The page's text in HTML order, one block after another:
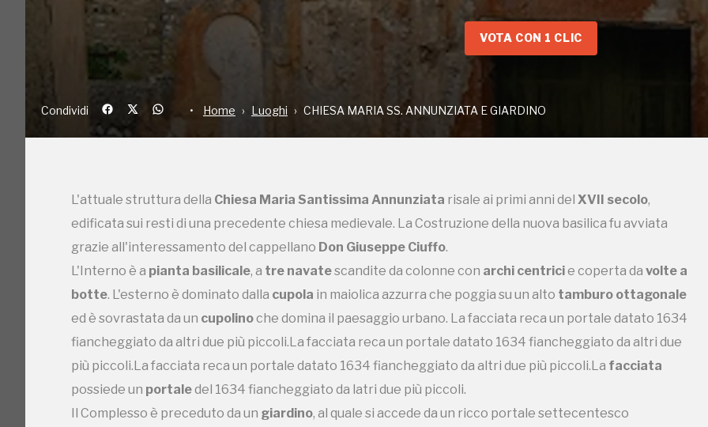
VOTA CON 1 CLIC
Condividi Home Luoghi CHIESA MARIA SS. ANNUNZIATA E GIARDINO
L'attuale struttura della Chiesa Maria Santissima Annunziata risale ai primi anni del XVII secolo,
edificata sui resti di una precedente chiesa medievale. La Costruzione della nuova basilica fu avviata
grazie all'interessamento del cappellano Don Giuseppe Ciuffo.
L'Interno è a pianta basilicale, a tre navatescandite da colonne con archi centricie coperta da volte a
botte. L'esterno è dominato dalla cupola in maiolica azzurra che poggia su un alto tamburo ottagonale
ed è sovrastata da un cupolinoche domina il paesaggio urbano. La facciata reca un portale datato 1634
fiancheggiato da altri due più piccoli.La facciata reca un portale datato 1634 fiancheggiato da altri due
più piccoli.La facciata reca un portale datato 1634 fiancheggiato da altri due più piccoli.La facciata
possiede un portaledel 1634 fiancheggiato da latri due più piccoli.
Il Complesso è preceduto da un giardino, al quale si accede da un ricco portale settecentesco
edificata sui resti di una precedente chiesa medievale. La Costruzione della nuova basilica fu avviata
grazie all'interessamento del cappellano
Don Giuseppe Ciuffo
L'Interno è a
pianta basilicale scandite da colonne conarchi centricie coperta da
botte. L'esterno è dominato dalla in maiolica azzurra che poggia su un alto
ed è sovrastata da un
cupolino che domina il paesaggio urbano.La facciata reca un portale datato 1634
fiancheggiato da altri due più piccoli.
La facciata reca un portale datato 1634 fiancheggiato da altri due
Il Complesso è preceduto da ungiardino, al quale si accede da un ricco portale settecentesco
sormontato da un'Annunciazione in stucco, la scala a duplice rampa, che ne permette l'accesso, è di
origine medievale.
Un tempo la Chiesa era arricchita con opere molto pregiate come le telediVincenzo la Barberao i
dipinti che probabilmente risalgono allascuola di Novelliche ora si trovano nel Duomo. All'interno è
ancora presente un gruppo marmoreo che raffigura la Sacra Famiglia, opera del palermitanoAndrea
Mancino(Madonna col Bambino, 1494) e del carrareseFrancesco Li Maistri (San Giuseppe, 1515), e che
si trova in una grotta artificiale a destra del transetto. Questa viene considerata laprima opera
presepialesiciliana.
Nella chiesa era anche presente unCrocifissoin ebano donato dalRe Alfonso di Castigliache era